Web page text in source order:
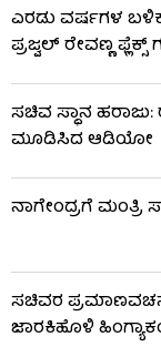
ಎರಡು ವರ್ಷಗಳ
ಪ್ರಜ್ವಲ್ ರೇವಣ್ಣ ಫ್ಲೆಕ್ಸ್
ಸಚಿವ ಸ್ಥಾನ
ಮೂಡಿಸಿದ ಆಡಿಯೋ
ನಾಗೇಂದ್ರಗೆ ಮಂತ್ರಿ
ಸಚಿವರ
ಜಾರಕಿಹೊಳಿ